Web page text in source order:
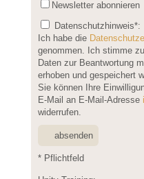
Newsletter abonnieren
Datenschutzhinweis*:
Ich habe die
genommen. Ich stimme
Daten zur Beantwortung
erhoben und gespeichert
Sie können Ihre
E-Mail an E-Mail-Adresse
widerrufen.
* Pflichtfeld